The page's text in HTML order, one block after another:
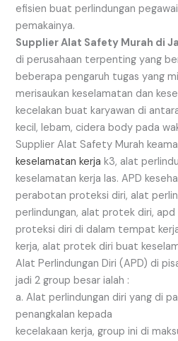
efisien buat perlindungan
pemakainya.
Supplier Alat Safety Murah di
di perusahaan terpenting yang
beberapa pengaruh tugas yang
merisaukan keselamatan dan
kecelakan buat karyawan di
kecil, lebam, cidera body pada
Supplier Alat Safety Murah
keselamatan kerja k3, alat
keselamatan kerja las. APD
perabotan proteksi diri, alat
perlindungan, alat protek diri,
proteksi diri di dalam tempat
kerja, alat protek diri buat
Alat Perlindungan Diri (APD) di
jadi 2 group besar ialah :
a. Alat perlindungan diri yang di
penangkalan kepada
kecelakaan kerja, group ini di